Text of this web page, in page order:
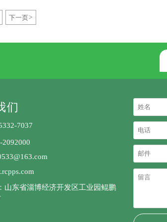
下一页>
们
7037
2092000
山东省淄博经济开发区工业园鲲鹏